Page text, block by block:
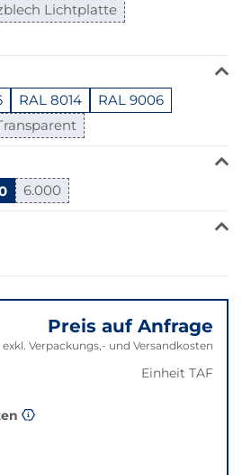
Lichtplatte
RAL 8014 RAL 9006
6.000
Preis auf Anfrage
exkl. Verpackungs,- und Versandkosten
Einheit TAF